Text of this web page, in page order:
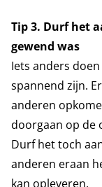
Tip 3. Durf het
gewend was
Iets anders
spannend zijn.
anderen
doorgaan op de
Durf het toch
anderen eraan
kan opleveren.